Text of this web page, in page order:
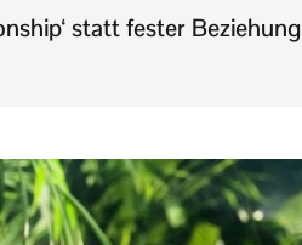
statt fester Beziehung